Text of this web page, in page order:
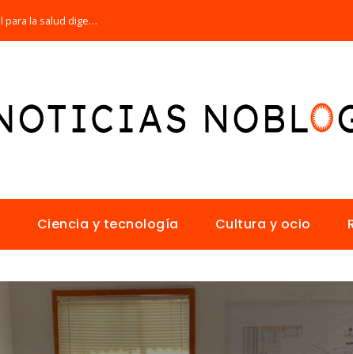
Por qué la microbiota intestinal es esencial para la salud digestiva
Ciencia y tecnología Cultura y ocio